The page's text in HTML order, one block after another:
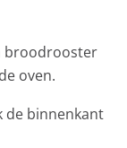
broodrooster
oven.
de binnenkant